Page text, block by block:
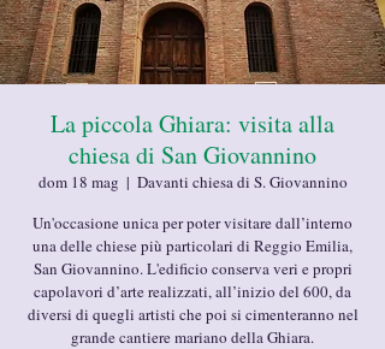
La piccola Ghiara: visita alla
chiesa di San Giovannino
dom 18 mag
  |
Davanti chiesa di S. Giovannino
Un'occasione unica per poter visitare dall’interno
una delle chiese più particolari di Reggio Emilia,
San Giovannino. L'edificio conserva veri e propri
capolavori d’arte realizzati, all’inizio del 600, da
diversi di quegli artisti che poi si cimenteranno nel
grande cantiere mariano della Ghiara.